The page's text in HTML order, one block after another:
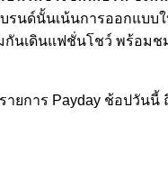
แบรนด์นั้นเน้นการออกแ
เดินแฟชั่นโชว์ พร้อมช
รายการ Payday ช้อปวันนี้